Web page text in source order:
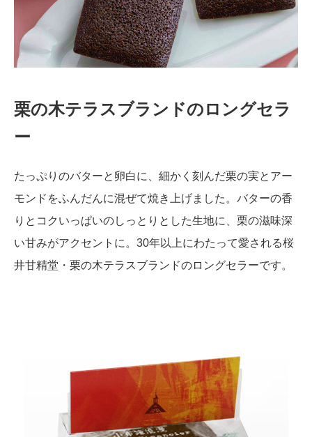
栗の木テラスブランドのロングセラ
ー
たっぷりのバターと卵白に、細かく刻んだ栗の実とアー
モンドをふんだんに混ぜて焼き上げました。バターの香
りとコクいっぱいのしっとりとした生地に、栗の滋味深
い甘みがアクセントに。30年以上にわたって愛される桜
井甘精堂・栗の木テラスブランドのロングセラーです。